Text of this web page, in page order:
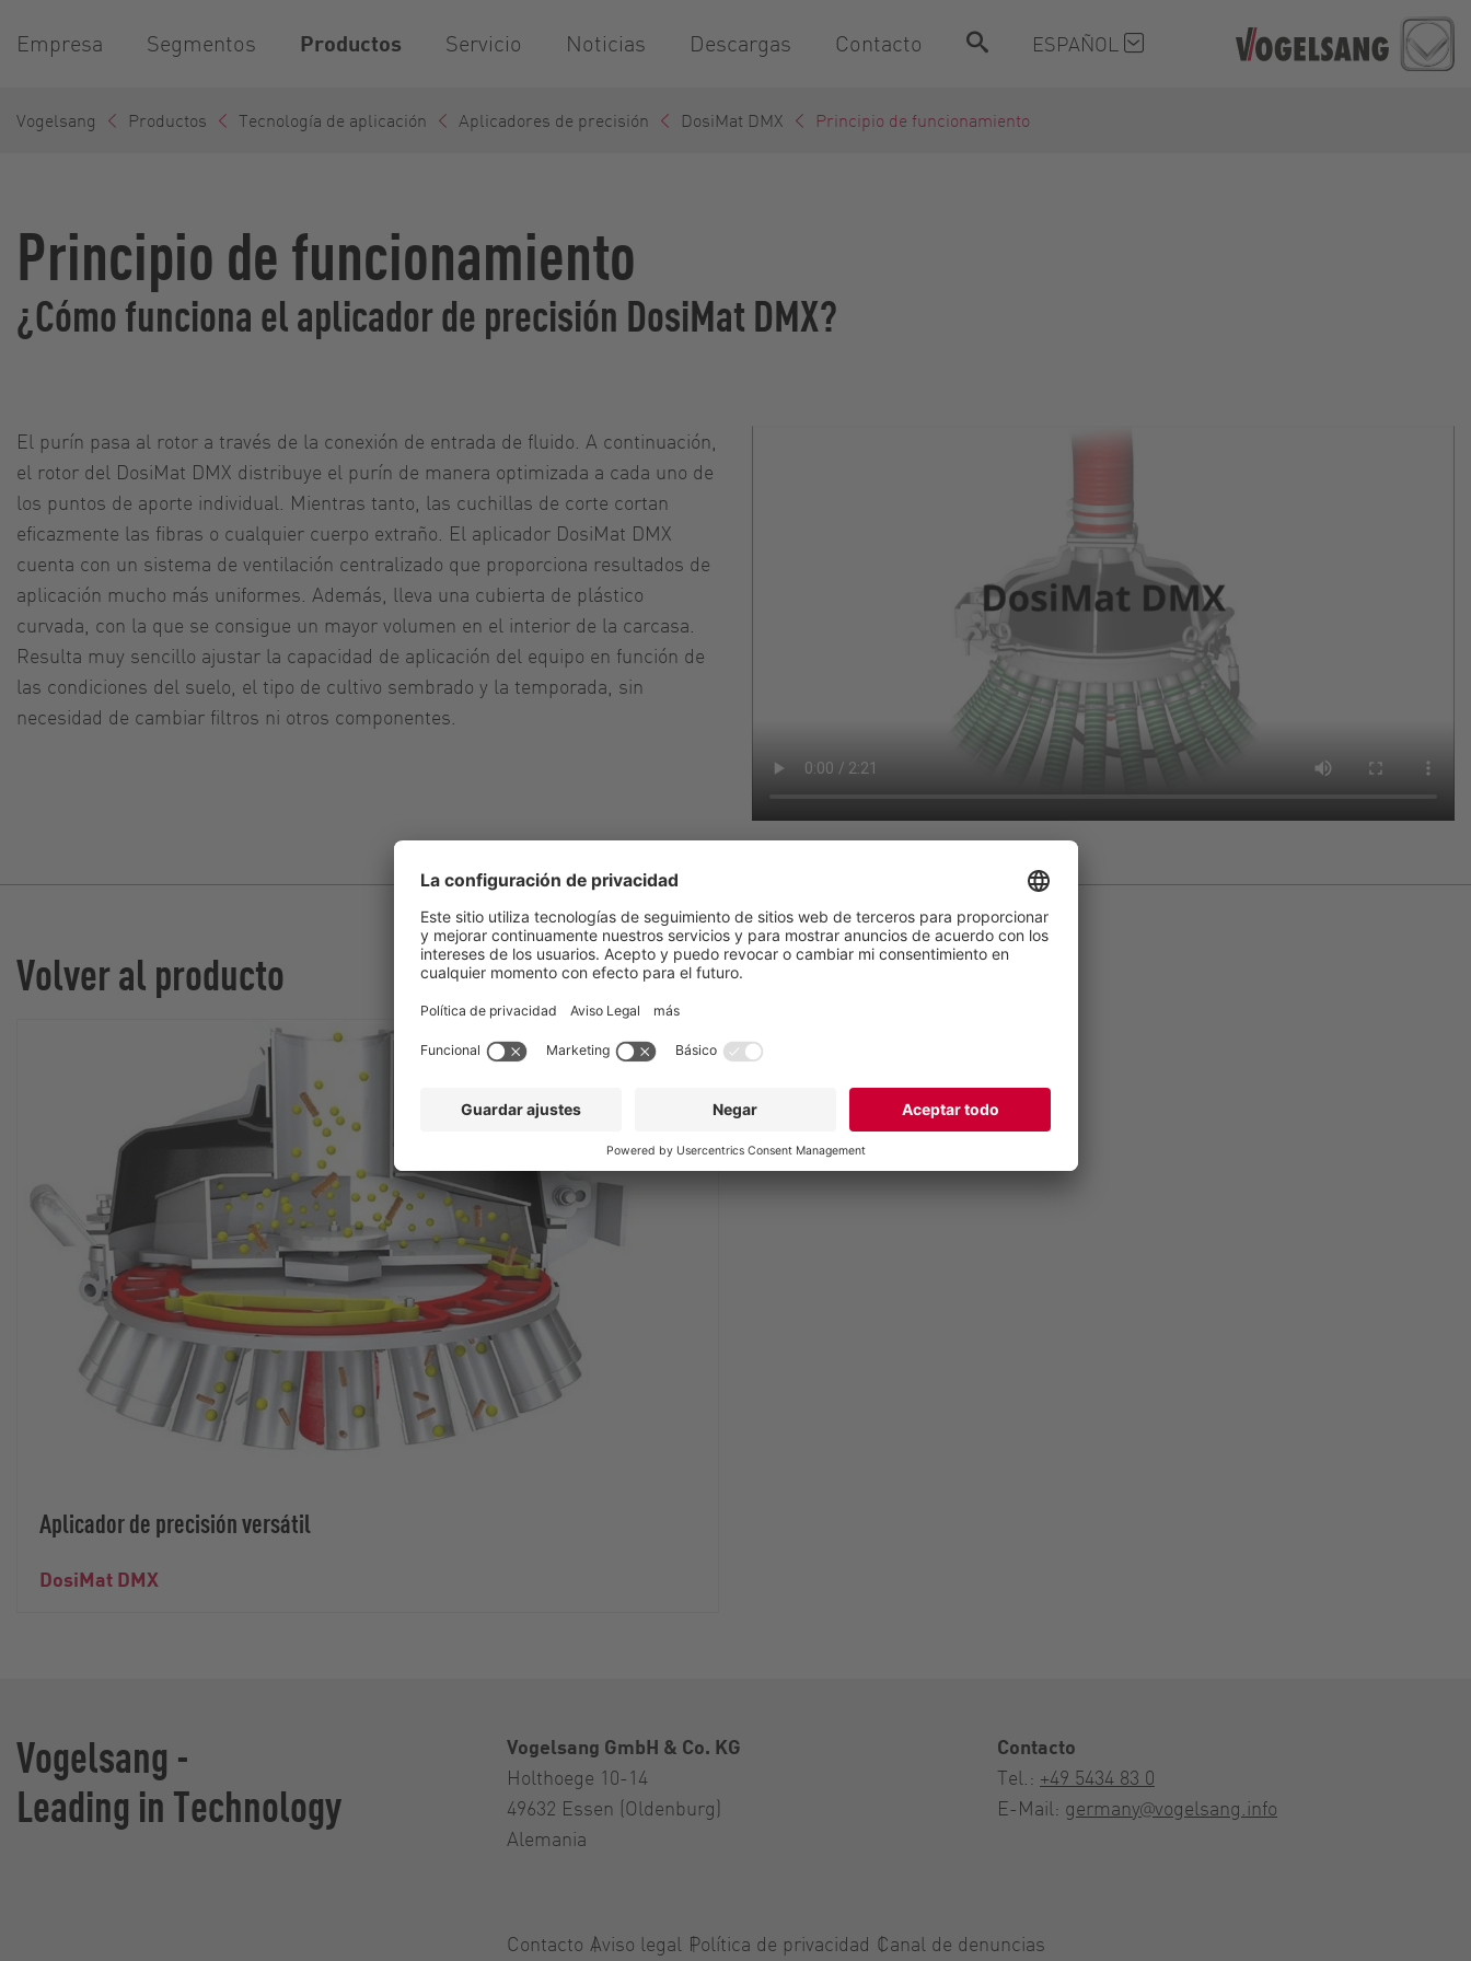
Empresa Segmentos Productos Servicio Noticias Descargas Contacto ESPAÑOL
Vogelsang Productos Tecnología de aplicación Aplicadores de precisión DosiMat DMX Principio de funcionamiento
Principio de funcionamiento
¿Cómo funciona el aplicador de precisión DosiMat DMX?
El purín pasa al rotor a través de la conexión de entrada de fluido. A continuación,
el rotor del DosiMat DMX distribuye el purín de manera optimizada a cada uno de
los puntos de aporte individual. Mientras tanto, las cuchillas de corte cortan
eficazmente las fibras o cualquier cuerpo extraño. El aplicador DosiMat DMX
cuenta con un sistema de ventilación centralizado que proporciona resultados de
aplicación mucho más uniformes. Además, lleva una cubierta de plástico
curvada, con la que se consigue un mayor volumen en el interior de la carcasa.
Resulta muy sencillo ajustar la capacidad de aplicación del equipo en función de
las condiciones del suelo, el tipo de cultivo sembrado y la temporada, sin
necesidad de cambiar filtros ni otros componentes.
Volver al producto
Aplicador de precisión versátil
DosiMat DMX
Vogelsang -
Leading in Technology
Vogelsang GmbH & Co. KG
Holthoege 10-14
49632 Essen (Oldenburg)
Alemania
Contacto
Tel.: +49 5434 83 0
E-Mail: germany@vogelsang.info
Contacto Aviso legal Política de privacidad Canal de denuncias